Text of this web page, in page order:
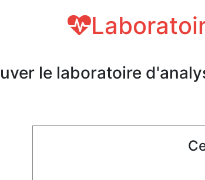
le laboratoire